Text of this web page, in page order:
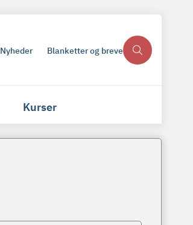
Nyheder Blanketter og breve
Kurser